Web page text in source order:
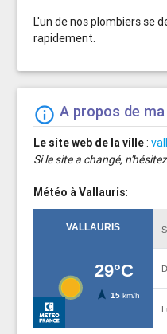
L'un de nos plombiers se
rapidement.
info_outline A propos de ma
Le site web de la ville:
Si le site a changé,
Météo à Vallauris: